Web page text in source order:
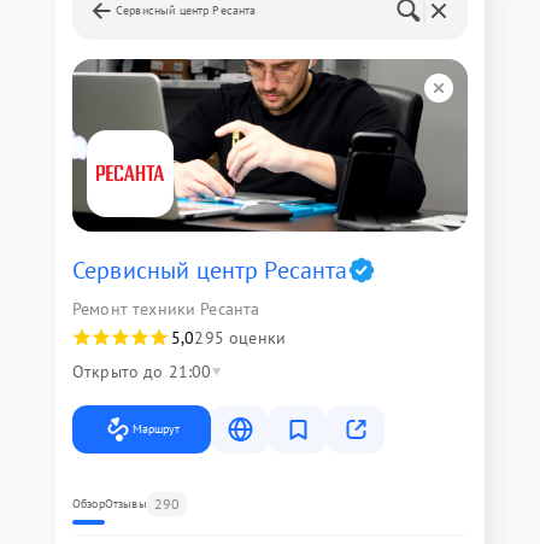
Сервисный центр Ресанта
Сервисный центр Ресанта
Ремонт техники Ресанта
5,0295 оценки
Открыто до 21:00
Маршрут
ОбзорОтзывы 290